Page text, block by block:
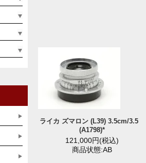
ライカ ズマロン (L39) 3.5cm/3.5
(A1798)*
121,000円(税込)
商品状態:AB